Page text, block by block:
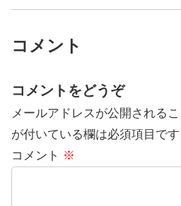
コメント
コメントをどうぞ
メールアドレスが公開されるこ
が付いている欄は必須項目です
コメント ※